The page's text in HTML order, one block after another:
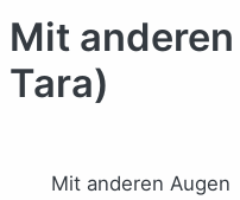
Mit
Tara)
Mit anderen Augen